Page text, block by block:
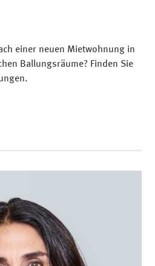
einer neuen Mietwohnung in
Ballungsräume? Finden Sie